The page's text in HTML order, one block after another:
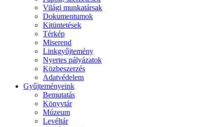
Világi munkatársak
Dokumentumok
Kitüntetések
Térkép
Miserend
Linkgyűjtemény
Nyertes pályázatok
Közbeszerzés
Adatvédelem
Gyűjteményeink
Bemutatás
Könyvtár
Múzeum
Levéltár